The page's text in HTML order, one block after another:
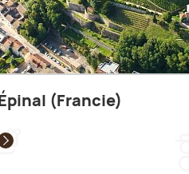
Épinal (Francie)